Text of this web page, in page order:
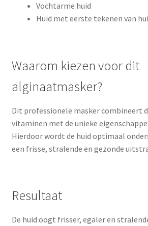
Vochtarme huid
Huid met eerste tekenen van
Waarom kiezen voor dit
alginaatmasker?
Dit professionele masker combineert
vitaminen met de unieke
Hierdoor wordt de huid optimaal
een frisse, stralende en gezonde
Resultaat
De huid oogt frisser, egaler en